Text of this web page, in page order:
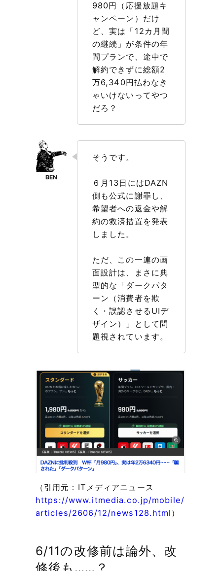
980円（応援放題キ
ャンペーン）だけ
ど、実は「12カ月間
の継続」が条件の年
間プランで、途中で
解約できずに総額2
万6,340円払わなき
ゃいけないってやつ
だろ？
そうです。
６月13日にはDAZN
側も公式に謝罪し、
希望者への返金や解
約の救済措置を発表
しました。
ただ、この一連の画
面設計は、まさに典
型的な「ダークパタ
ーン（消費者を欺
く・誤認させるUIデ
ザイン）」として問
題視されています。
（引用元：ITメディアニュース
https://www.itmedia.co.jp/mobile/
articles/2606/12/news128.html ）
6/11の改修前は論外、改
修後も……？